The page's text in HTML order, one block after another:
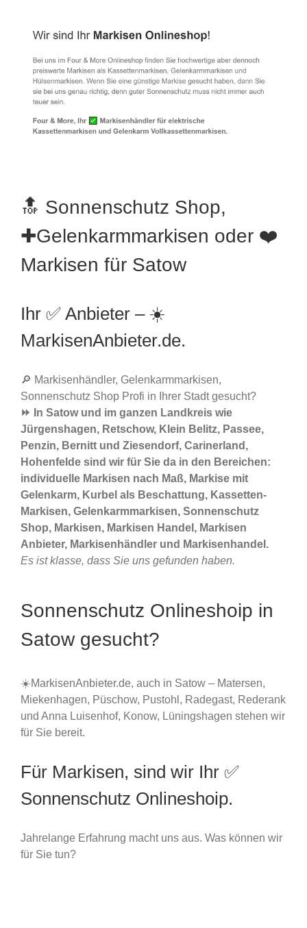
🔝 Sonnenschutz Shop,
✚Gelenkarmmarkisen oder ❤️
Markisen für Satow
Ihr ✅ Anbieter – ☀️
MarkisenAnbieter.de.
🔎 Markisenhändler, Gelenkarmmarkisen,
Sonnenschutz Shop Profi in Ihrer Stadt gesucht?
⏩ In Satow und im ganzen Landkreis wie
Jürgenshagen, Retschow, Klein Belitz, Passee,
Penzin, Bernitt und Ziesendorf, Carinerland,
Hohenfelde sind wir für Sie da in den Bereichen:
individuelle Markisen nach Maß, Markise mit
Gelenkarm, Kurbel als Beschattung, Kassetten-
Markisen, Gelenkarmmarkisen, Sonnenschutz
Shop, Markisen, Markisen Handel, Markisen
Anbieter, Markisenhändler und Markisenhandel.
Es ist klasse, dass Sie uns gefunden haben.
Sonnenschutz Onlineshoip in
Satow gesucht?
☀️MarkisenAnbieter.de, auch in Satow – Matersen,
Miekenhagen, Püschow, Pustohl, Radegast, Rederank
und Anna Luisenhof, Konow, Lüningshagen stehen wir
für Sie bereit.
Für Markisen, sind wir Ihr ✅
Sonnenschutz Onlineshoip.
Jahrelange Erfahrung macht uns aus. Was können wir
für Sie tun?